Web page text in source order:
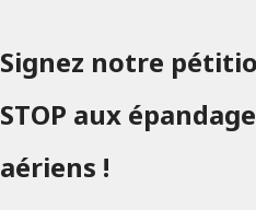
Signez notre
STOP aux
aériens !